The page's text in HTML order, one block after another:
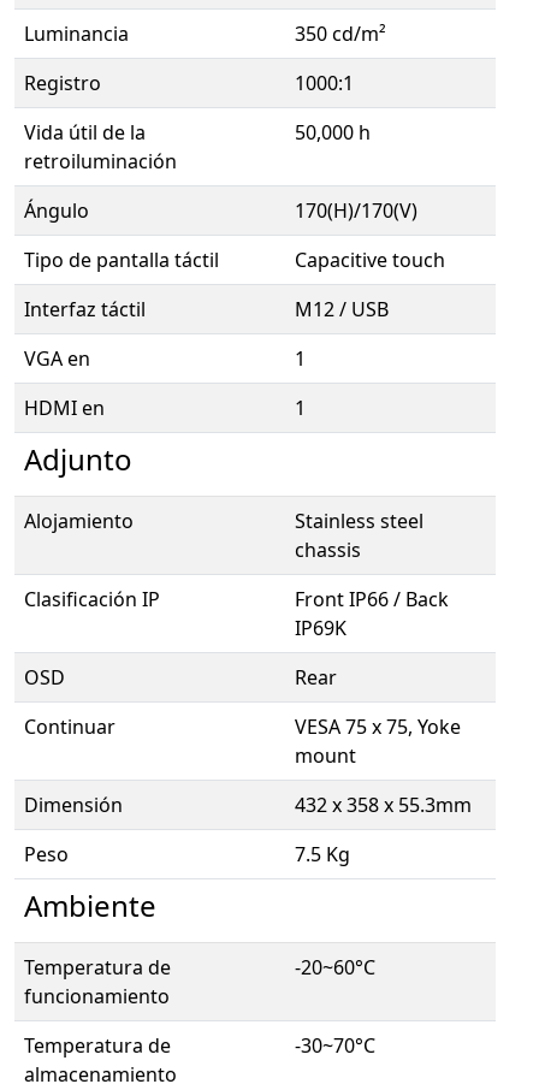
Luminancia
350 cd/m²
Registro
1000:1
Vida útil de la
retroiluminación
50,000 h
Ángulo
170(H)/170(V)
Tipo de pantalla táctil
Capacitive touch
Interfaz táctil
M12 / USB
VGA en
1
HDMI en
1
Adjunto
Alojamiento
Stainless steel
chassis
Clasificación IP
Front IP66 / Back
IP69K
OSD
Rear
Continuar
VESA 75 x 75, Yoke
mount
Dimensión
432 x 358 x 55.3mm
Peso
7.5 Kg
Ambiente
Temperatura de
funcionamiento
-20~60°C
Temperatura de
almacenamiento
-30~70°C